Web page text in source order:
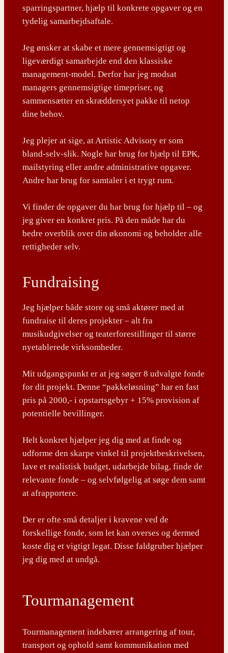
sparringspartner, hjælp til konkrete opgaver og en
tydelig samarbejdsaftale.
Jeg ønsker at skabe et mere gennemsigtigt og
ligeværdigt samarbejde end den klassiske
management-model. Derfor har jeg modsat
managers gennemsigtige timepriser, og
sammensætter en skræddersyet pakke til netop
dine behov.
Jeg plejer at sige, at Artistic Advisory er som
bland-selv-slik. Nogle har brug for hjælp til EPK,
mailstyring eller andre administrative opgaver.
Andre har brug for samtaler i et trygt rum.
Vi finder de opgaver du har brug for hjælp til – og
jeg giver en konkret pris. På den måde har du
bedre overblik over din økonomi og beholder alle
rettigheder selv.
Fundraising
Jeg hjælper både store og små aktører med at
fundraise til deres projekter – alt fra
musikudgivelser og teaterforestillinger til større
nyetablerede virksomheder.
Mit udgangspunkt er at jeg søger 8 udvalgte fonde
for dit projekt. Denne “pakkeløsning” har en fast
pris på 2000,- i opstartsgebyr + 15% provision af
potentielle bevillinger.
Helt konkret hjælper jeg dig med at finde og
udforme den skarpe vinkel til projektbeskrivelsen,
lave et realistisk budget, udarbejde bilag, finde de
relevante fonde – og selvfølgelig at søge dem samt
at afrapportere.
Der er ofte små detaljer i kravene ved de
forskellige fonde, som let kan overses og dermed
koste dig et vigtigt legat. Disse faldgruber hjælper
jeg dig med at undgå.
Tourmanagement
Tourmanagement indebærer arrangering af tour,
transport og ophold samt kommunikation med